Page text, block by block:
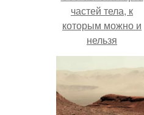
частей тела, к
которым можно и
нельзя
притрагиваться у
разных людей.